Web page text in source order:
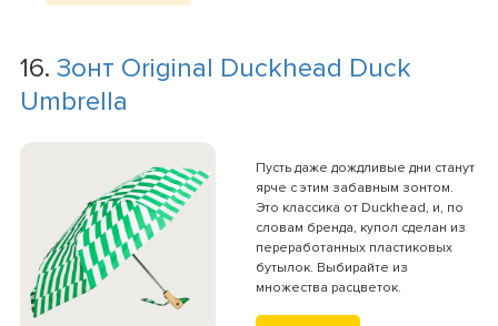
16. Зонт Original Duckhead Duck
Umbrella
Пусть даже дождливые дни станут
ярче с этим забавным зонтом.
Это классика от Duckhead, и, по
словам бренда, купол сделан из
переработанных пластиковых
бутылок. Выбирайте из
множества расцветок.